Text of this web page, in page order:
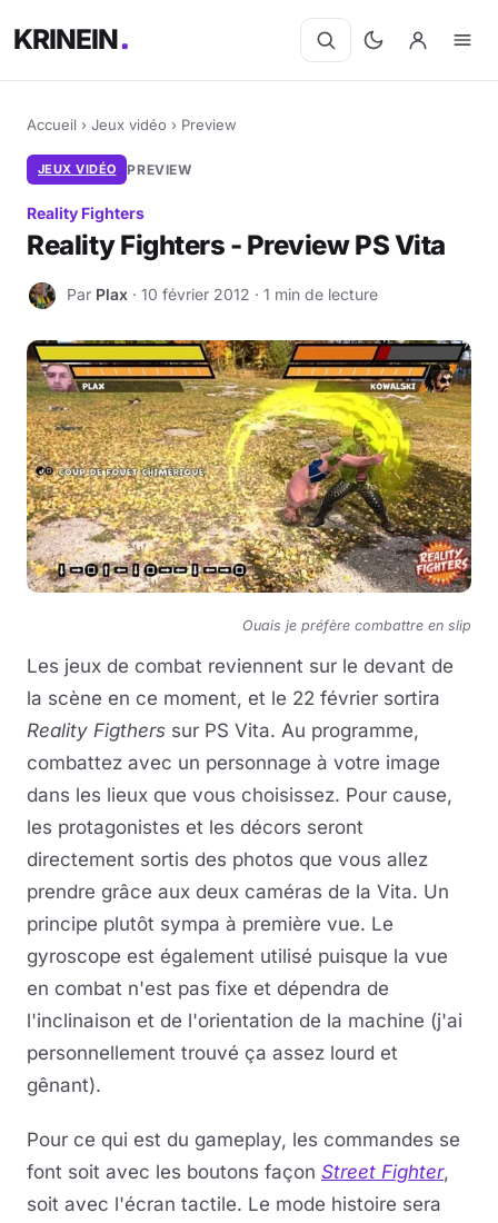
KRINEIN
Accueil › Jeux vidéo › Preview
JEUX VIDÉO PREVIEW
Reality Fighters
Reality Fighters - Preview PS Vita
P Par Plax · 10 février 2012 · 1 min de lecture
Ouais je préfère combattre en slip
Les jeux de combat reviennent sur le devant de
la scène en ce moment, et le 22 février sortira
Reality Figthers sur PS Vita. Au programme,
combattez avec un personnage à votre image
dans les lieux que vous choisissez. Pour cause,
les protagonistes et les décors seront
directement sortis des photos que vous allez
prendre grâce aux deux caméras de la Vita. Un
principe plutôt sympa à première vue. Le
gyroscope est également utilisé puisque la vue
en combat n'est pas fixe et dépendra de
l'inclinaison et de l'orientation de la machine (j'ai
personnellement trouvé ça assez lourd et
gênant).
Pour ce qui est du gameplay, les commandes se
font soit avec les boutons façon Street Fighter,
soit avec l'écran tactile. Le mode histoire sera